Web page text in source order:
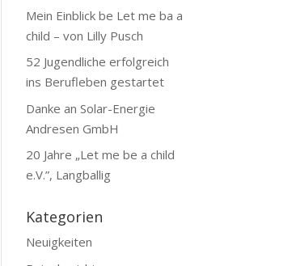
Mein Einblick be Let me ba a
child – von Lilly Pusch
52 Jugendliche erfolgreich
ins Berufleben gestartet
Danke an Solar-Energie
Andresen GmbH
20 Jahre „Let me be a child
e.V.”, Langballig
Kategorien
Neuigkeiten